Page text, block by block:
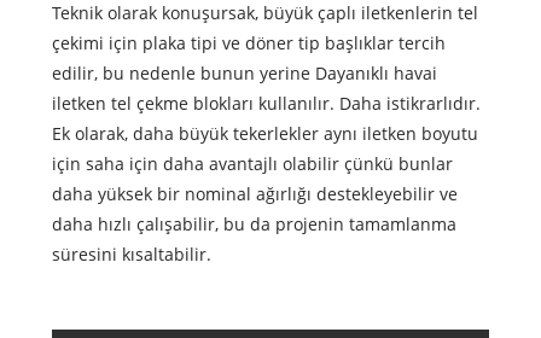
Teknik olarak konuşursak, büyük çaplı iletkenlerin tel
çekimi için plaka tipi ve döner tip başlıklar tercih
edilir, bu nedenle bunun yerine Dayanıklı havai
iletken tel çekme blokları kullanılır. Daha istikrarlıdır.
Ek olarak, daha büyük tekerlekler aynı iletken boyutu
için saha için daha avantajlı olabilir çünkü bunlar
daha yüksek bir nominal ağırlığı destekleyebilir ve
daha hızlı çalışabilir, bu da projenin tamamlanma
süresini kısaltabilir.